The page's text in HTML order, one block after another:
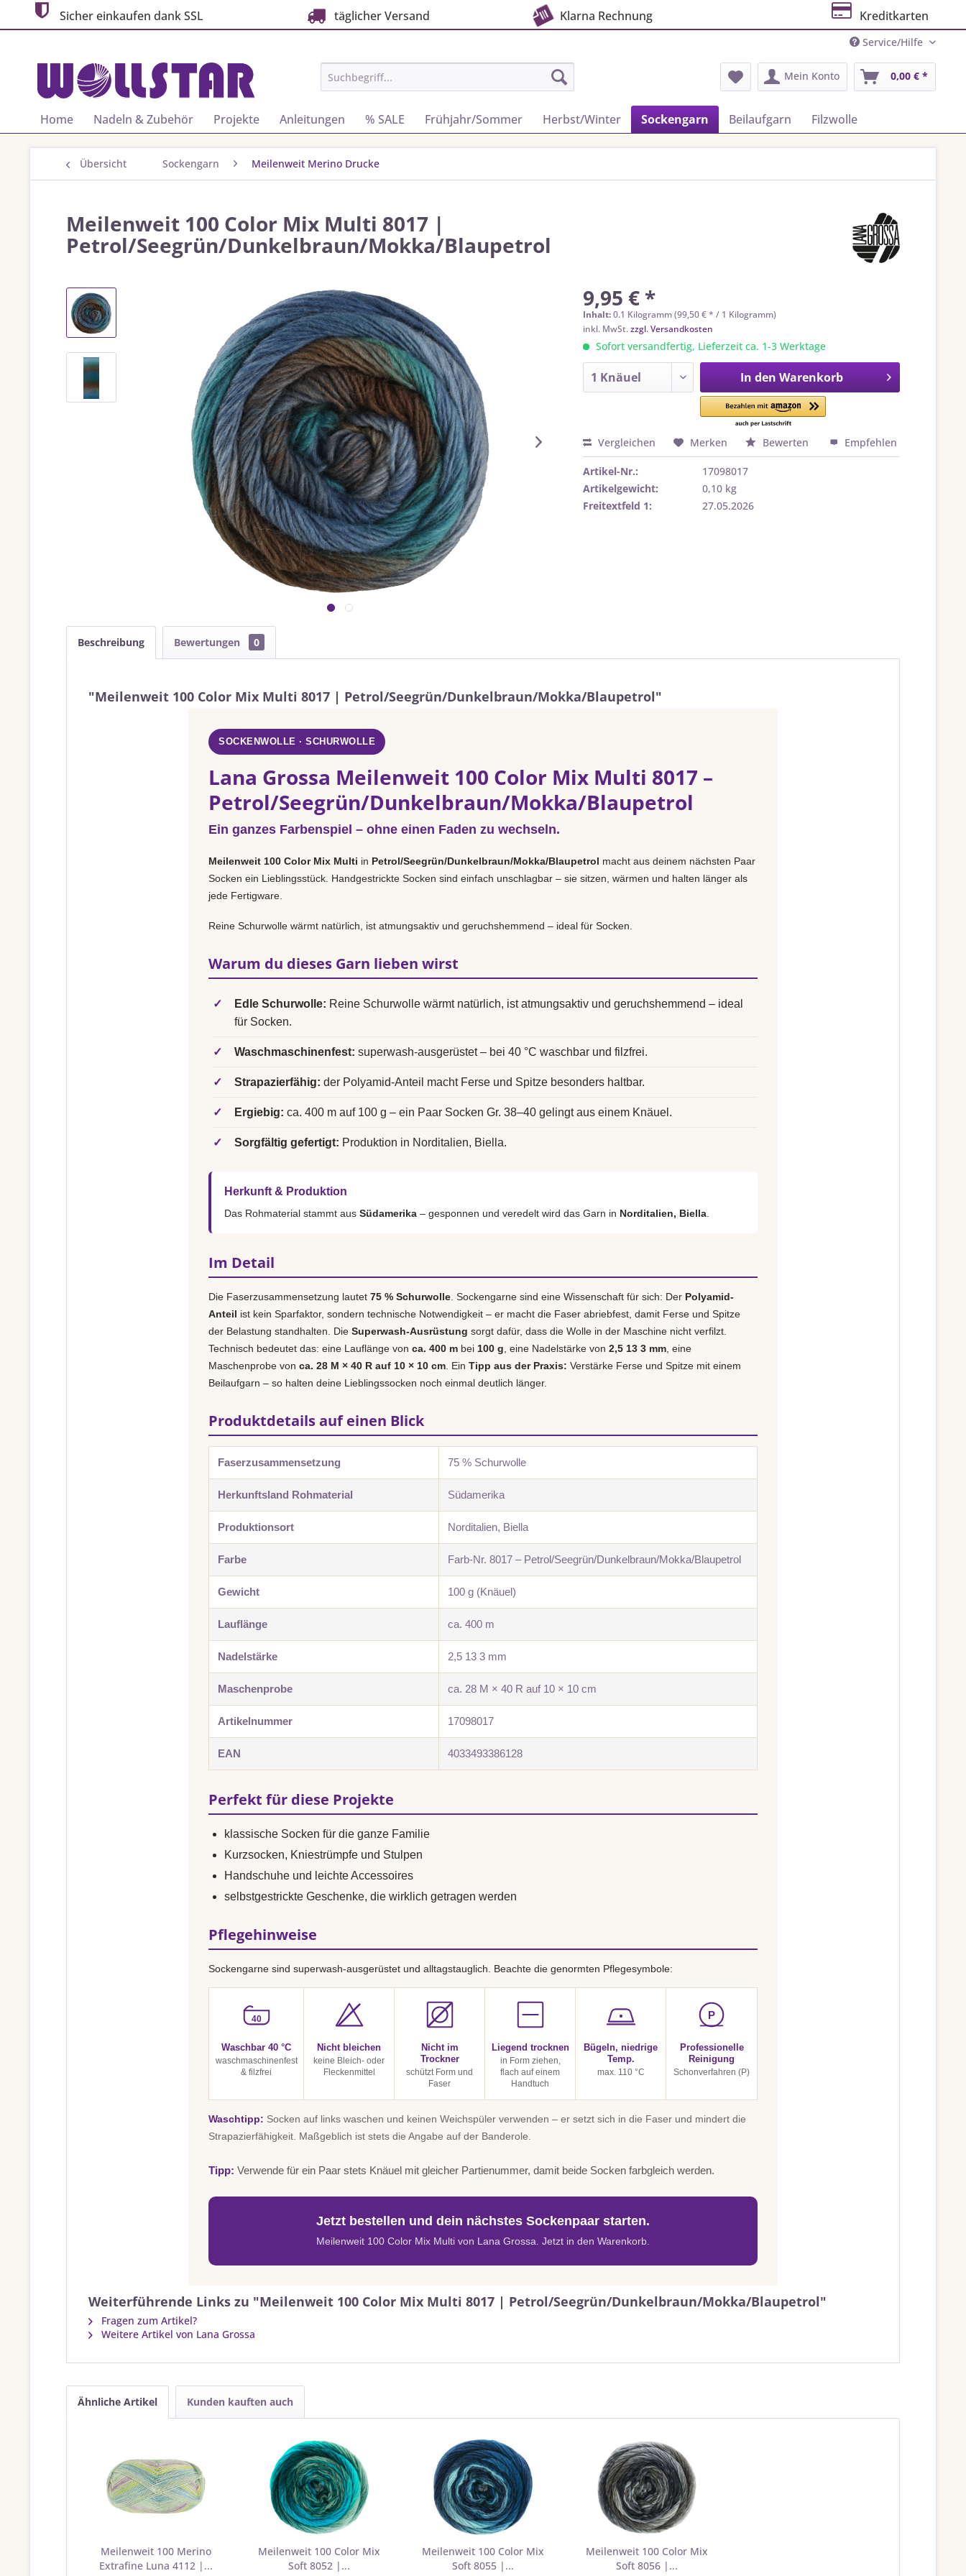
Sicher einkaufen dank SSL täglicher Versand Klarna Rechnung Kreditkarten
Service/Hilfe
Mein Konto 0,00 € *
Home Nadeln & Zubehör Projekte Anleitungen % SALE Frühjahr/Sommer Herbst/Winter Sockengarn Beilaufgarn Filzwolle
Übersicht Sockengarn Meilenweit Merino Drucke
Meilenweit 100 Color Mix Multi 8017 |
Petrol/Seegrün/Dunkelbraun/Mokka/Blaupetrol
9,95 € *
Inhalt:0.1 Kilogramm (99,50 € * / 1 Kilogramm)
inkl. MwSt.zzgl. Versandkosten
Sofort versandfertig, Lieferzeit ca. 1-3 Werktage
In den Warenkorb
Vergleichen Merken Bewerten Empfehlen
Artikel-Nr.:
17098017
Artikelgewicht:
0,10 kg
Freitextfeld 1:
27.05.2026
Beschreibung Bewertungen 0
"Meilenweit 100 Color Mix Multi 8017 | Petrol/Seegrün/Dunkelbraun/Mokka/Blaupetrol"
SOCKENWOLLE · SCHURWOLLE
Lana Grossa Meilenweit 100 Color Mix Multi 8017 –
Petrol/Seegrün/Dunkelbraun/Mokka/Blaupetrol
Ein ganzes Farbenspiel – ohne einen Faden zu wechseln.
Meilenweit 100 Color Mix Multi in Petrol/Seegrün/Dunkelbraun/Mokka/Blaupetrol macht aus deinem nächsten Paar
Socken ein Lieblingsstück. Handgestrickte Socken sind einfach unschlagbar – sie sitzen, wärmen und halten länger als
jede Fertigware.
Reine Schurwolle wärmt natürlich, ist atmungsaktiv und geruchshemmend – ideal für Socken.
Warum du dieses Garn lieben wirst
✓ Edle Schurwolle: Reine Schurwolle wärmt natürlich, ist atmungsaktiv und geruchshemmend – ideal
für Socken.
✓ Waschmaschinenfest: superwash-ausgerüstet – bei 40 °C waschbar und filzfrei.
✓ Strapazierfähig: der Polyamid-Anteil macht Ferse und Spitze besonders haltbar.
✓ Ergiebig: ca. 400 m auf 100 g – ein Paar Socken Gr. 38–40 gelingt aus einem Knäuel.
✓ Sorgfältig gefertigt: Produktion in Norditalien, Biella.
Herkunft & Produktion
Das Rohmaterial stammt aus Südamerika – gesponnen und veredelt wird das Garn in Norditalien, Biella
Im Detail
Die Faserzusammensetzung lautet 75 % Schurwolle . Sockengarne sind eine Wissenschaft für sich: Der Polyamid-
Anteil ist kein Sparfaktor, sondern technische Notwendigkeit – er macht die Faser abriebfest, damit Ferse und Spitze
der Belastung standhalten. Die Superwash-Ausrüstung sorgt dafür, dass die Wolle in der Maschine nicht verfilzt.
Technisch bedeutet das: eine Lauflänge von ca. 400 m bei 100 g , eine Nadelstärke von 2,5 13 3 mm , eine
Maschenprobe von ca. 28 M × 40 R auf 10 × 10 cm . Ein Tipp aus der Praxis: Verstärke Ferse und Spitze mit einem
Beilaufgarn – so halten deine Lieblingssocken noch einmal deutlich länger.
Produktdetails auf einen Blick
Faserzusammensetzung 75 % Schurwolle
Herkunftsland Rohmaterial Südamerika
Produktionsort Norditalien, Biella
Farbe Farb-Nr. 8017 – Petrol/Seegrün/Dunkelbraun/Mokka/Blaupetrol
Gewicht 100 g (Knäuel)
Lauflänge ca. 400 m
Nadelstärke 2,5 13 3 mm
Maschenprobe ca. 28 M × 40 R auf 10 × 10 cm
Artikelnummer 17098017
EAN 4033493386128
Perfekt für diese Projekte
klassische Socken für die ganze Familie
Kurzsocken, Kniestrümpfe und Stulpen
Handschuhe und leichte Accessoires
selbstgestrickte Geschenke, die wirklich getragen werden
Pflegehinweise
Sockengarne sind superwash-ausgerüstet und alltagstauglich. Beachte die genormten Pflegesymbole:
40
Waschbar 40 °C
waschmaschinenfest
& filzfrei
Nicht bleichen
keine Bleich- oder
Fleckenmittel
Nicht im
Trockner
schützt Form und
Faser
Liegend trocknen
in Form ziehen,
flach auf einem
Handtuch
Bügeln, niedrige
Temp.
max. 110 °C
P
Professionelle
Reinigung
Schonverfahren (P)
Waschtipp: Socken auf links waschen und keinen Weichspüler verwenden – er setzt sich in die Faser und mindert die
Strapazierfähigkeit. Maßgeblich ist stets die Angabe auf der Banderole.
Tipp: Verwende für ein Paar stets Knäuel mit gleicher Partienummer, damit beide Socken farbgleich werden.
Jetzt bestellen und dein nächstes Sockenpaar starten.
Meilenweit 100 Color Mix Multi von Lana Grossa. Jetzt in den Warenkorb.
Weiterführende Links zu "Meilenweit 100 Color Mix Multi 8017 | Petrol/Seegrün/Dunkelbraun/Mokka/Blaupetrol"
Fragen zum Artikel?
Weitere Artikel von Lana Grossa
Ähnliche Artikel Kunden kauften auch
Meilenweit 100 Merino
Extrafine Luna 4112 |...
Meilenweit 100 Color Mix
Soft 8052 |...
Meilenweit 100 Color Mix
Soft 8055 |...
Meilenweit 100 Color Mix
Soft 8056 |...